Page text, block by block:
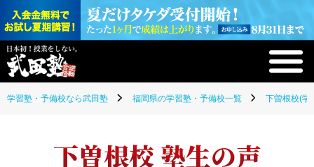
学習塾・予備校なら武田塾 福岡県の学習塾・予備校一覧 下曽根校(学
下曽根校 塾生の声